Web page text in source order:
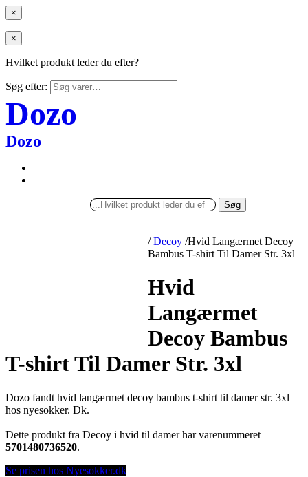
×
×
Hvilket produkt leder du efter?
Søg efter:
Dozo
Dozo
Søg
/ Decoy /Hvid Langærmet Decoy
Bambus T-shirt Til Damer Str. 3xl
Hvid
Langærmet
Decoy Bambus
T-shirt Til Damer Str. 3xl
Dozo fandt hvid langærmet decoy bambus t-shirt til damer str. 3xl
hos nyesokker. Dk.
Dette produkt fra Decoy i hvid til damer har varenummeret
5701480736520.
Se prisen hos Nyesokker.dk